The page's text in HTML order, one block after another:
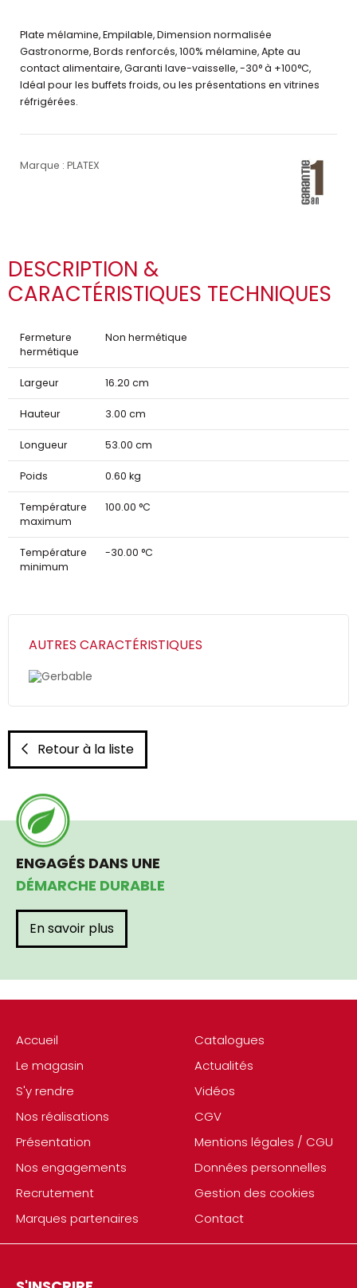
Plate mélamine, Empilable, Dimension normalisée
Gastronorme, Bords renforcés, 100% mélamine, Apte au
contact alimentaire, Garanti lave-vaisselle, -30° à +100°C,
Idéal pour les buffets froids, ou les présentations en vitrines
réfrigérées.
Marque : PLATEX
DESCRIPTION &
CARACTÉRISTIQUES TECHNIQUES
Fermeture
hermétique
Non hermétique
Largeur 16.20 cm
Hauteur 3.00 cm
Longueur 53.00 cm
Poids 0.60 kg
Température
maximum
100.00 °C
Température
minimum
-30.00 °C
AUTRES CARACTÉRISTIQUES
Gerbable
Retour à la liste
Accueil
Le magasin
S'y rendre
Nos réalisations
Présentation
Nos engagements
Recrutement
Marques partenaires
Catalogues
Actualités
Vidéos
CGV
Mentions légales / CGU
Données personnelles
Gestion des cookies
Contact
ENGAGÉS DANS UNE
DÉMARCHE DURABLE
En savoir plus